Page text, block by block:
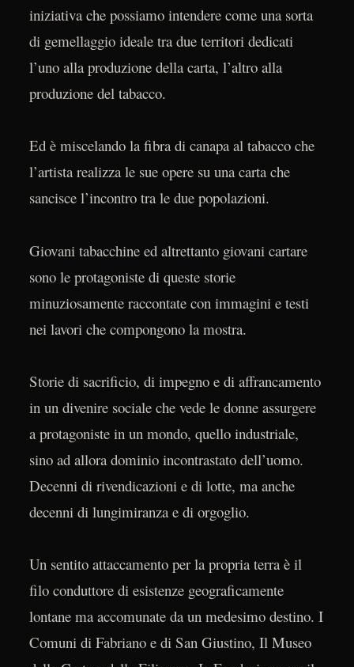
iniziativa che possiamo intendere come una sorta
di gemellaggio ideale tra due territori dedicati
l’uno alla produzione della carta, l’altro alla
produzione del tabacco.
Ed è miscelando la fibra di canapa al tabacco che
l’artista realizza le sue opere su una carta che
sancisce l’incontro tra le due popolazioni.
Giovani tabacchine ed altrettanto giovani cartare
sono le protagoniste di queste storie
minuziosamente raccontate con immagini e testi
nei lavori che compongono la mostra.
Storie di sacrificio, di impegno e di affrancamento
in un divenire sociale che vede le donne assurgere
a protagoniste in un mondo, quello industriale,
sino ad allora dominio incontrastato dell’uomo.
Decenni di rivendicazioni e di lotte, ma anche
decenni di lungimiranza e di orgoglio.
Un sentito attaccamento per la propria terra è il
filo conduttore di esistenze geograficamente
lontane ma accomunate da un medesimo destino. I
Comuni di Fabriano e di San Giustino, Il Museo